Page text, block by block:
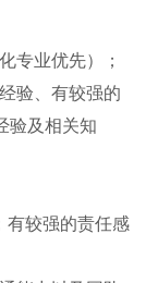
专业优先）；
验、有较强的
验及相关知
较强的责任感